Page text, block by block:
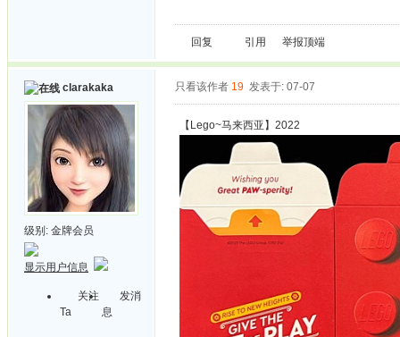
回复 引用 举报顶端
clarakaka
级别: 金牌会员
显示用户信息
关注
Ta
发消
息
只看该作者 19 发表于: 07-07
【Lego~马来西亚】2022